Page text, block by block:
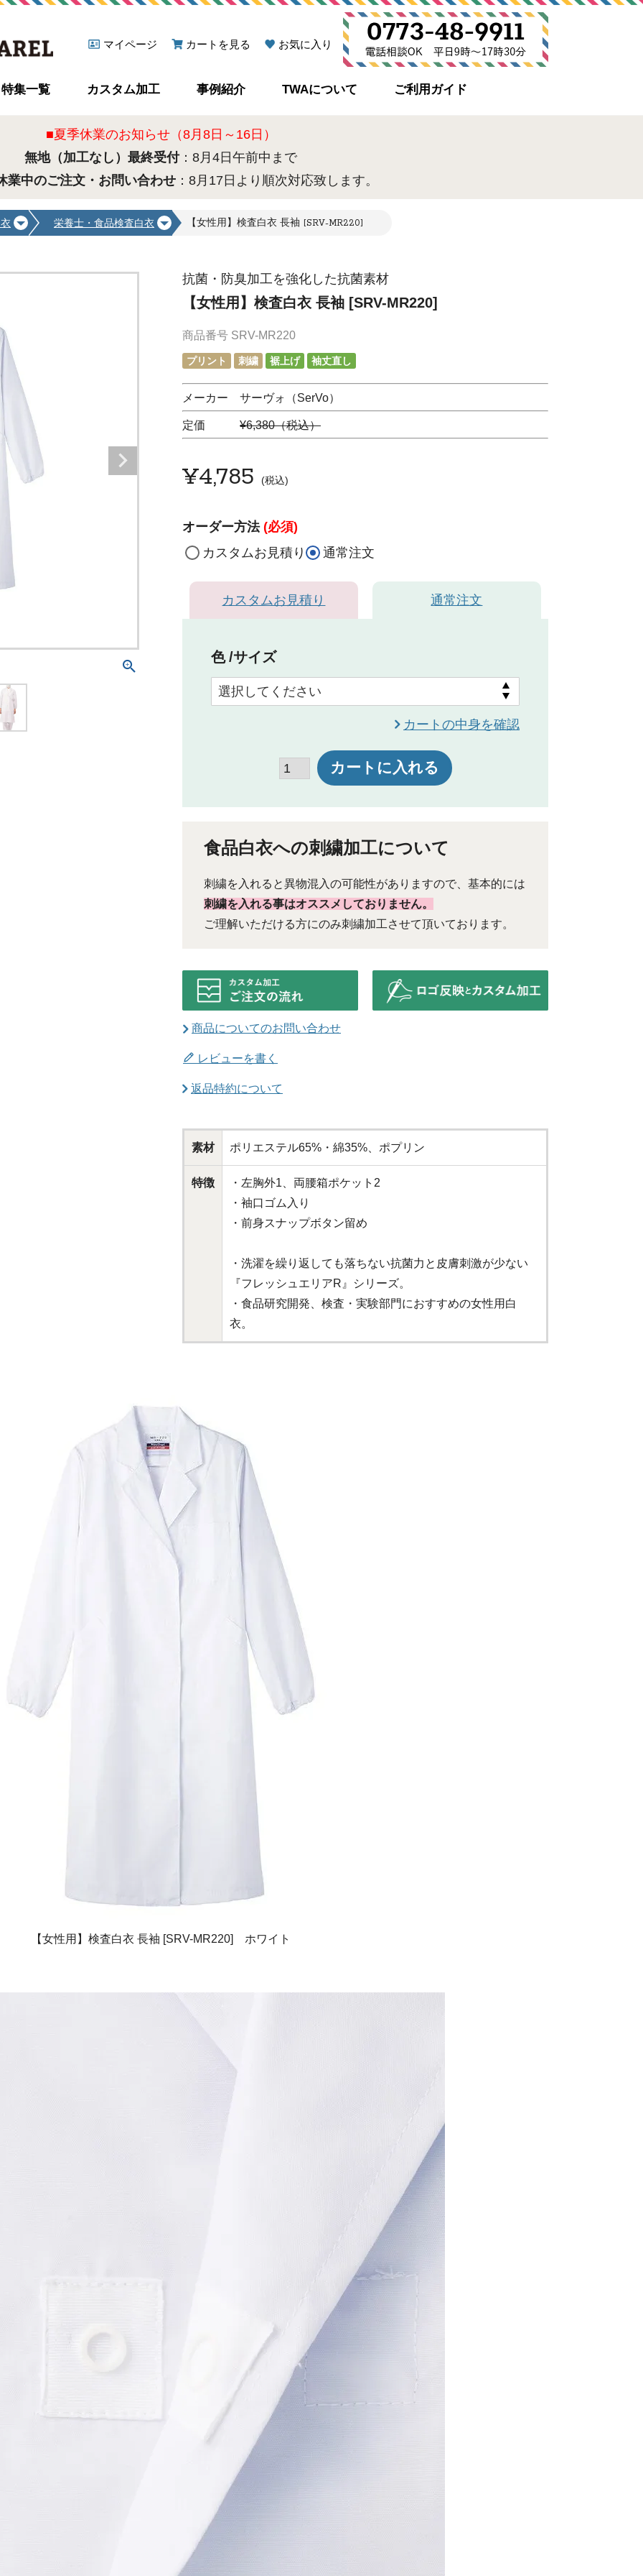
マイページ カートを見る お気に入り
特集一覧 カスタム加工 事例紹介 TWAについて ご利用ガイド
■夏季休業のお知らせ（8月8日～16日）
無地（加工なし）最終受付：8月4日午前中まで
業中のご注文・お問い合わせ ：8月17日より順次対応致します。
栄養士・食品検査白衣 【女性用】検査白衣 長袖 [SRV-MR220]
抗菌・防臭加工を強化した抗菌素材
【女性用】検査白衣 長袖 [SRV-MR220]
商品番号 SRV-MR220
プリント 刺繍 裾上げ 袖丈直し
メーカー サーヴォ（SerVo）
定価 ¥6,380（税込）
¥4,785 税込
オーダー方法 (必須)
カスタムお見積り
通常注文
カスタムお見積り 通常注文
色 サイズ
カートの中身を確認
カートに入れる
食品白衣への刺繍加工について
刺繍を入れると異物混入の可能性がありますので、基本的には
刺繍を入れる事はオススメしておりません。
ご理解いただける方にのみ刺繍加工させて頂いております。
商品についてのお問い合わせ
レビューを書く
返品特約について
素材 ポリエステル65%・綿35%、ポプリン
特徴
・左胸外1、両腰箱ポケット2
・袖口ゴム入り
・前身スナップボタン留め
・洗濯を繰り返しても落ちない抗菌力と皮膚刺激が少ない
『フレッシュエリアR』シリーズ。
・食品研究開発、検査・実験部門におすすめの女性用白
衣。
【女性用】検査白衣 長袖 [SRV-MR220] ホワイト